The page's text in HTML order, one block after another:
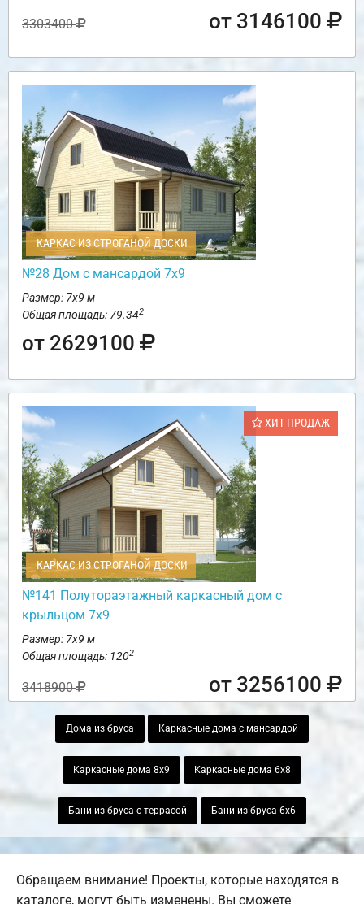
3303400 от 3146100
КАРКАС ИЗ СТРОГАНОЙ ДОСКИ
№28 Дом с мансардой 7х9
Размер: 7х9 м
Общая площадь: 79.342
от 2629100
ХИТ ПРОДАЖ
КАРКАС ИЗ СТРОГАНОЙ ДОСКИ
№141 Полутораэтажный каркасный дом с
крыльцом 7х9
Размер: 7х9 м
Общая площадь: 1202
3418900 от 3256100
Дома из бруса Каркасные дома с мансардой
Каркасные дома 8х9 Каркасные дома 6х8
Бани из бруса с террасой Бани из бруса 6х6
Обращаем внимание! Проекты, которые находятся в
каталоге, могут быть изменены. Вы сможете